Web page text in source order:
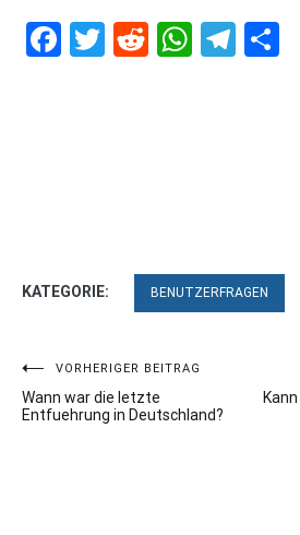
Facebook
Twitter
Reddit
KATEGORIE: BENUTZERFRAGEN
Beitragsnavigation
VORHERIGER BEITRAG
Wann war die letzte
Entfuehrung in Deutschland?